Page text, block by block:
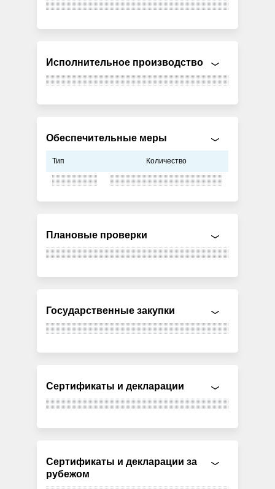
Исполнительное производство
Обеспечительные меры
Тип Количество
Плановые проверки
Государственные закупки
Сертификаты и декларации
Сертификаты и декларации за
рубежом